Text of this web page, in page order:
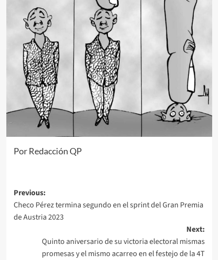
Por Redacción QP
Post
navigation
Previous:
Checo Pérez termina segundo en el sprint del Gran Premia
de Austria 2023
Next:
Quinto aniversario de su victoria electoral mismas
promesas y el mismo acarreo en el festejo de la 4T